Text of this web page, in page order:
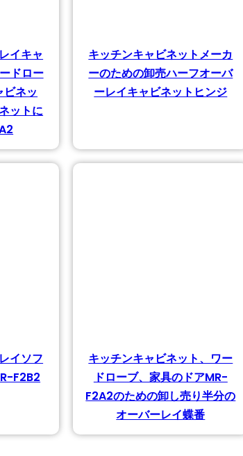
イキャ
ドロー
ネッ
ットに
キッチンキャビネットメーカ
ーのための卸売ハーフオーバ
ーレイキャビネットヒンジ
イソフ
F2B2
キッチンキャビネット、ワー
ドローブ、家具のドアMR-
F2A2のための卸し売り半分の
オーバーレイ蝶番